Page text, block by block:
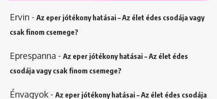
Ervin - Az eper jótékony hatásai – Az élet édes csodája vagy
csak finom csemege?
Eprespanna - Az eper jótékony hatásai – Az élet édes
csodája vagy csak finom csemege?
Énvagyok - Az eper jótékony hatásai – Az élet édes csodája